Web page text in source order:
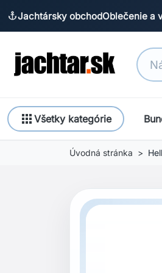
anchorJachtársky obchodOblečenie a
appsVšetky kategórie
Úvodná stránka